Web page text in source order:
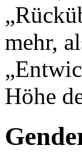
mehr,
Höhe